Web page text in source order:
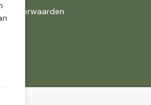
voorwaarden